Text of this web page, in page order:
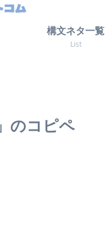
構文ネタ一覧
List
のコピペ